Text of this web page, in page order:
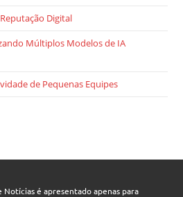
Digital
Múltiplos Modelos de IA
de Pequenas Equipes
é apresentado apenas para